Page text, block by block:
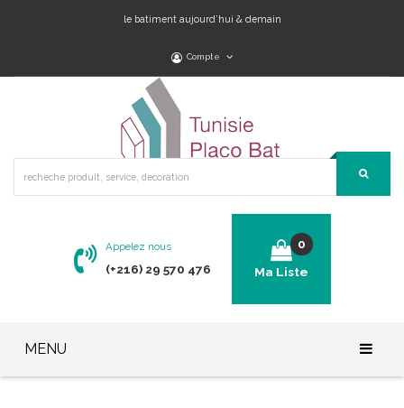
le batiment aujourd’hui & demain
Compte
Appelez nous
(+216) 29 570 476 Ma Liste
0
MENU